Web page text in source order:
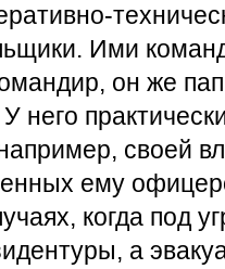
Ими
он же
него
своей
ему
когда под
а